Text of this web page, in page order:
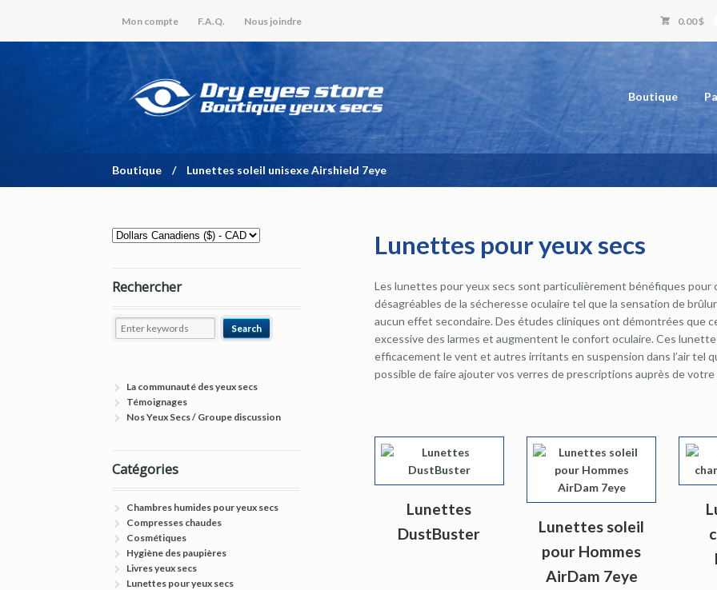
Mon compte F.A.Q. Nous joindre 0.00 $
Boutique
Boutique / Lunettes soleil unisexe Airshield 7eye
Lunettes pour yeux secs
Les lunettes pour yeux secs sont particulièrement bénéfiques
désagréables de la sécheresse oculaire tel que la sensation de
aucun effet secondaire. Des études cliniques ont démontrées que
excessive des larmes et augmentent le confort oculaire. Ces
efficacement le vent et autres irritants en suspension dans l’air tel
possible de faire ajouter vos verres de prescriptions auprès de
Lunettes
DustBuster
Lunettes soleil
pour Hommes
AirDam 7eye
Rechercher
La communauté des yeux secs
Témoignages
Nos Yeux Secs / Groupe discussion
Catégories
Chambres humides pour yeux secs
Compresses chaudes
Cosmétiques
Hygiène des paupières
Livres yeux secs
Lunettes pour yeux secs